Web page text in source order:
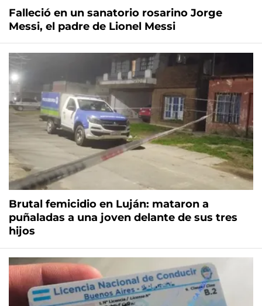
Falleció en un sanatorio rosarino Jorge
Messi, el padre de Lionel Messi
Brutal femicidio en Luján: mataron a
puñaladas a una joven delante de sus tres
hijos